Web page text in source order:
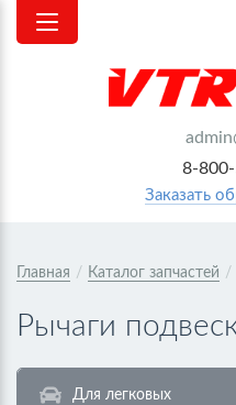
8-
Заказать
Главная / Каталог запчастей /
Рычаги
Для легковых